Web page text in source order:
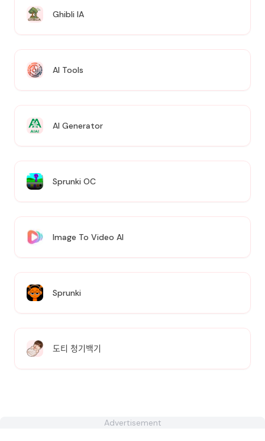
Ghibli IA
AI Tools
AI Generator
Sprunki OC
Image To Video AI
Sprunki
도티 청기백기
Advertisement